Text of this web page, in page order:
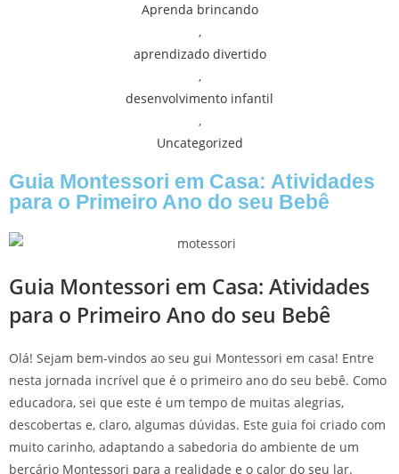
Aprenda brincando
,
aprendizado divertido
,
desenvolvimento infantil
,
Uncategorized
Guia Montessori em Casa: Atividades
para o Primeiro Ano do seu Bebê
Guia Montessori em Casa: Atividades
para o Primeiro Ano do seu Bebê
Olá! Sejam bem-vindos ao seu gui Montessori em casa! Entre
nesta jornada incrível que é o primeiro ano do seu bebê. Como
educadora, sei que este é um tempo de muitas alegrias,
descobertas e, claro, algumas dúvidas. Este guia foi criado com
muito carinho, adaptando a sabedoria do ambiente de um
berçário Montessori para a realidade e o calor do seu lar.